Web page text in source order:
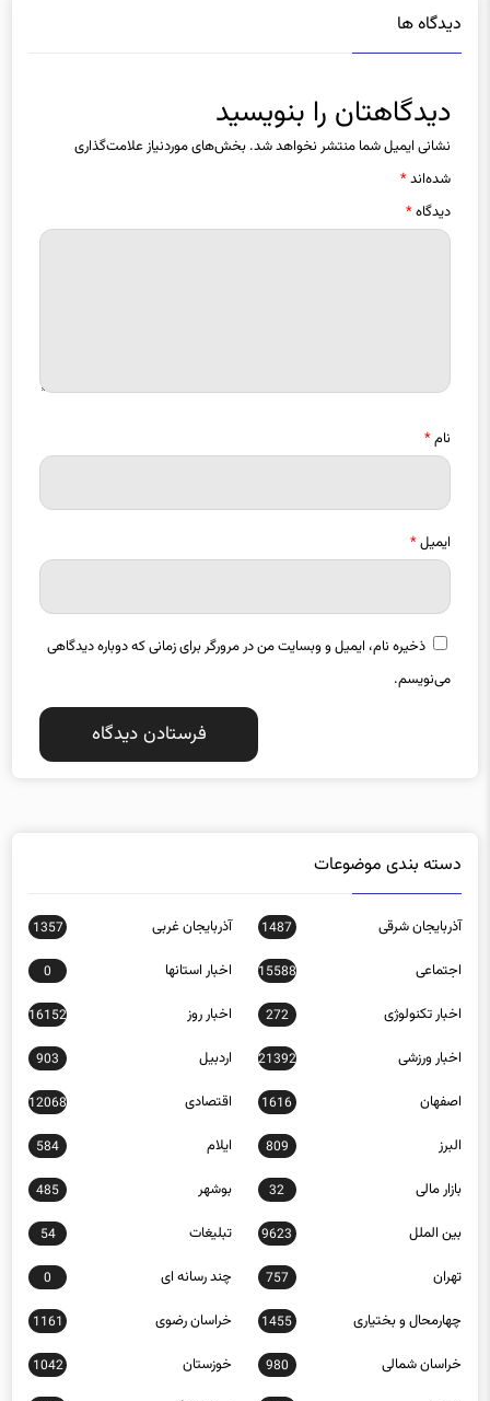
نشانی ایمیل شما منتشر نخواهد شد.بخش‌های موردنیاز علامت‌گذاری
شده‌اند*
دیدگاه*
ایمیل*
ذخیره نام، ایمیل و وبسایت من در مرورگر برای زمانی که دوباره دیدگاهی
می‌نویسم.
آذربایجان شرقی
اجتماعی 15588 اخبار استانها 0
اخبار تکنولوژی 272 اخبار روز 16152
اخبار ورزشی 21392 اردبیل 903
اصفهان 1616 اقتصادی 12068
البرز 809
584
بازار مالی 32 بوشهر 485
بین الملل 9623 تبلیغات 54
تهران 757 چند رسانه ای 0
چهارمحال و بختیاری 1455 خراسان رضوی 1161
خراسان شمالی 980 خوزستان 1042
زنجان 653 سبک زندگی 397